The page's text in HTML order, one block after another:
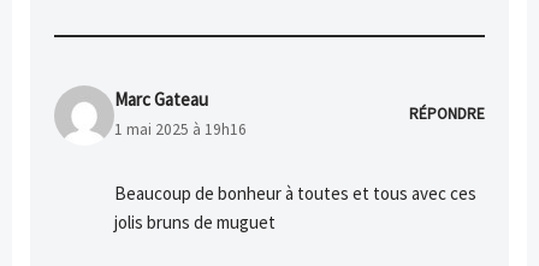
Marc Gateau
1 mai 2025 à 19h16
RÉPONDRE
Beaucoup de bonheur à toutes et tous avec ces
jolis bruns de muguet